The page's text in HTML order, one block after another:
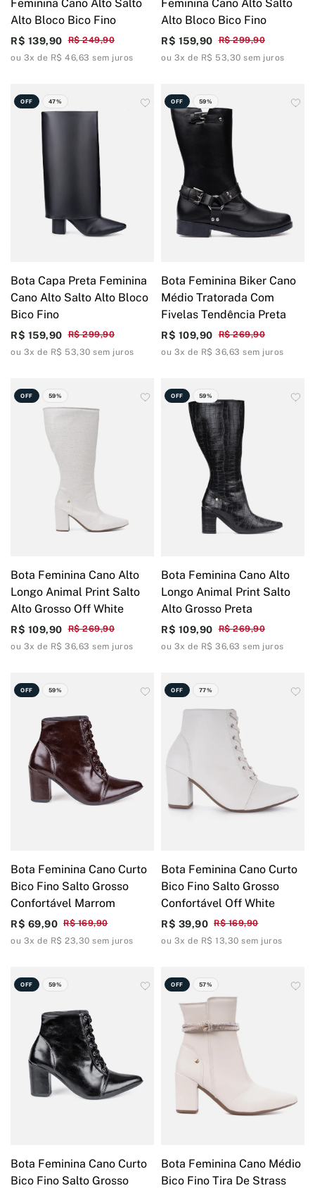
Feminina Cano Alto Salto
Alto Bloco Bico Fino
R$ 249,90
R$ 139,90
ou 3x de R$ 46,63 sem juros
Feminina Cano Alto Salto
Alto Bloco Bico Fino
R$ 299,90
R$ 159,90
ou 3x de R$ 53,30 sem juros
OFF 47%
Bota Capa Preta Feminina
Cano Alto Salto Alto Bloco
Bico Fino
R$ 299,90
R$ 159,90
ou 3x de R$ 53,30 sem juros
OFF 59%
Bota Feminina Biker Cano
Médio Tratorada Com
Fivelas Tendência Preta
R$ 269,90
R$ 109,90
ou 3x de R$ 36,63 sem juros
OFF 59%
Bota Feminina Cano Alto
Longo Animal Print Salto
Alto Grosso Off White
R$ 269,90
R$ 109,90
ou 3x de R$ 36,63 sem juros
OFF 59%
Bota Feminina Cano Alto
Longo Animal Print Salto
Alto Grosso Preta
R$ 269,90
R$ 109,90
ou 3x de R$ 36,63 sem juros
OFF 59%
Bota Feminina Cano Curto
Bico Fino Salto Grosso
Confortável Marrom
R$ 169,90
R$ 69,90
ou 3x de R$ 23,30 sem juros
OFF 77%
Bota Feminina Cano Curto
Bico Fino Salto Grosso
Confortável Off White
R$ 169,90
R$ 39,90
ou 3x de R$ 13,30 sem juros
OFF 59%
Bota Feminina Cano Curto
Bico Fino Salto Grosso
OFF 57%
Bota Feminina Cano Médio
Bico Fino Tira De Strass